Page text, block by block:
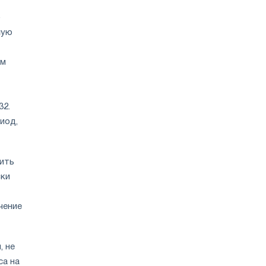
не
на